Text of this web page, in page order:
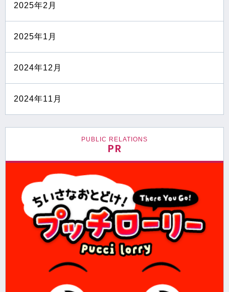
2025年2月
2025年1月
2024年12月
2024年11月
PUBLIC RELATIONS
PR